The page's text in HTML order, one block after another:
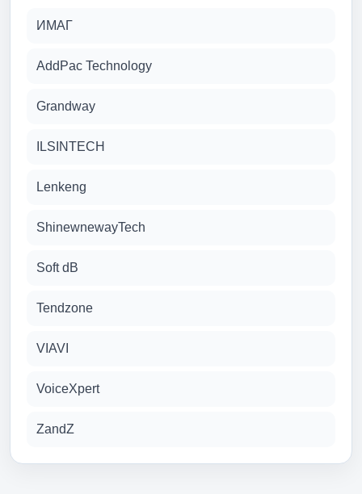
ИМАГ
AddPac Technology
Grandway
ILSINTECH
Lenkeng
ShinewnewayTech
Soft dB
Tendzone
VIAVI
VoiceXpert
ZandZ